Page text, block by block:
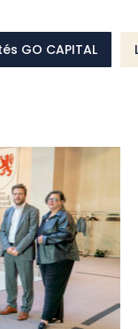
GO CAPITAL